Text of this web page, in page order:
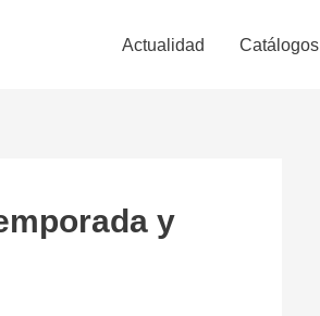
Actualidad Catálogos
y